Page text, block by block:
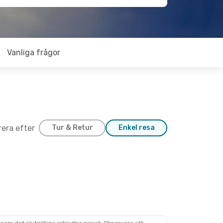
Vanliga frågor
efter Tur & Retur Enkel resa